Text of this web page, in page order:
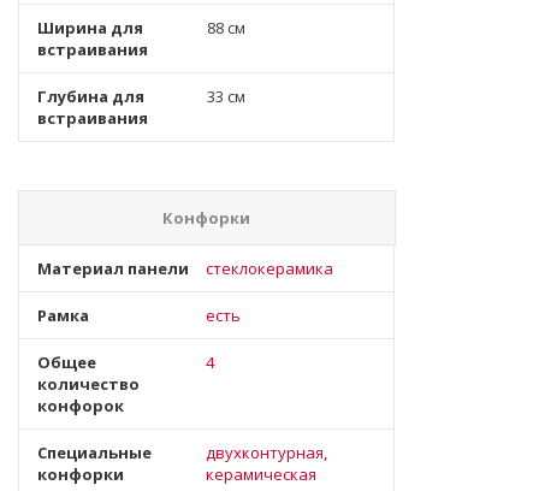
Ширина для
встраивания
88 см
Глубина для
встраивания
33 см
Конфорки
Материал панели стеклокерамика
Рамка есть
Общее
количество
конфорок
4
Специальные
конфорки
двухконтурная,
керамическая